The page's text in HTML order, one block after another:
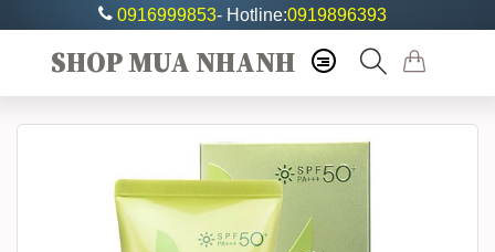
0916999853- Hotline:0919896393
SHOP MUA NHANH